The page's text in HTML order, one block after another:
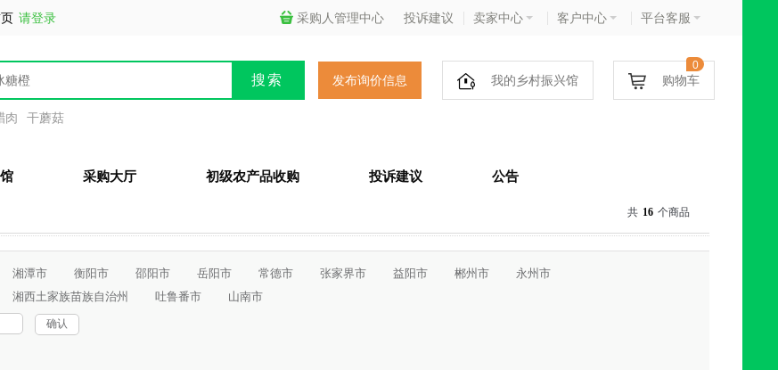
请登录 采购人管理中心 投诉建议 卖家中心 客户中心 平台客服
发布询价信息 我的乡村振兴馆 购物车
0
肉 干蘑菇
采购大厅 初级农产品收购 投诉建议 公告
共 16 个商品
湘潭市 衡阳市 邵阳市 岳阳市 常德市 张家界市 益阳市 郴州市
永州市
湘西土家族苗族自治州 吐鲁番市 山南市
确认